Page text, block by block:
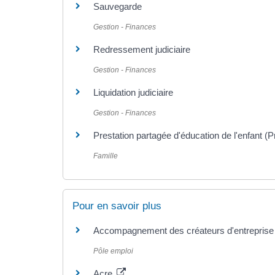
Sauvegarde
Gestion - Finances
Redressement judiciaire
Gestion - Finances
Liquidation judiciaire
Gestion - Finances
Prestation partagée d'éducation de l'enfant
Famille
Pour en savoir plus
Accompagnement des créateurs d'entreprise
Pôle emploi